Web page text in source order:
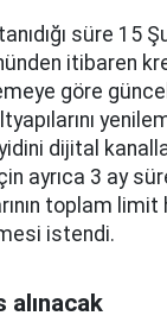
süre 15
itibaren
göre
dijital
ayrıca 3 ay
toplam limit
istendi.
alınacak